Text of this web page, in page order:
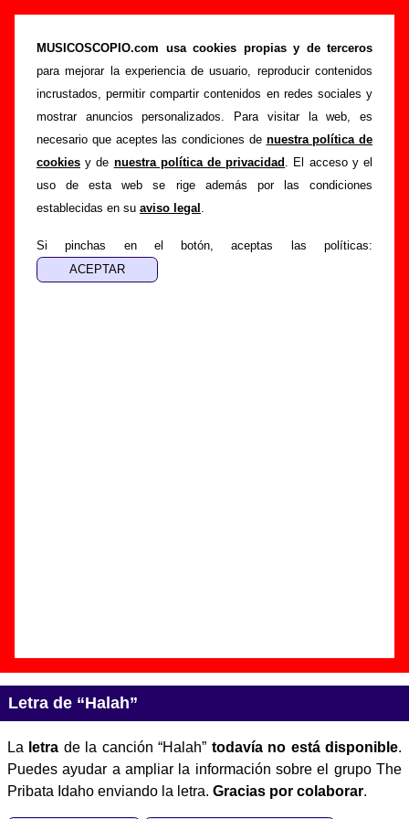
MUSICOSCOPIO.com usa cookies propias y de terceros
para mejorar la experiencia de usuario, reproducir contenidos
incrustados, permitir compartir contenidos en redes sociales y
mostrar anuncios personalizados. Para visitar la web, es
necesario que aceptes las condiciones de nuestra política de
cookies y de nuestra política de privacidad . El acceso y el
uso de esta web se rige además por las condiciones
establecidas en su aviso legal .
Si pinchas en el botón, aceptas las políticas:
“Halah”, canción de The Pribata Idaho (Letra e
información)
Portada >The Pribata Idaho > Canciones >Halah
Esta página pretende recopilar todo tipo de información
sobre lacanción "Halah" interpretada porThe Pribata
Idaho. Además de su letra, también aparecerá información
sobre el autor o los autores, sobre los discos en los que está
incluido este tema, sobre la grabación del mismo, sobre
tienes información adicional, puedes ayudar acompletar
esta información.
Fecha de publicación:1994
Letra de “Halah”
La letra de la canción “Halah” todavía no está disponible.
Puedes ayudar a ampliar la información sobre el grupo The
Pribata Idaho enviando la letra. Gracias por colaborar.